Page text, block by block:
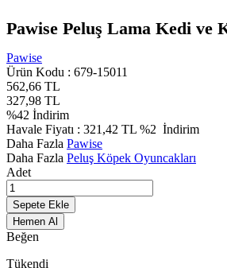
Pawise Peluş Lama Kedi ve
Pawise
Ürün Kodu : 679-15011
562,66 TL
327,98 TL
%42 İndirim
Havale Fiyatı : 321,42 TL %2 İndirim
Daha Fazla Pawise
Daha Fazla Peluş Köpek Oyuncakları
Adet
Sepete Ekle
Hemen Al
Beğen
Tükendi